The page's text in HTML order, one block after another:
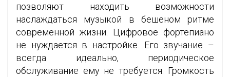
позволяют находить возможности
наслаждаться музыкой в бешеном ритме
современной жизни. Цифровое фортепиано
не нуждается в настройке. Его звучание –
всегда идеально, периодическое
обслуживание ему не требуется. Громкость